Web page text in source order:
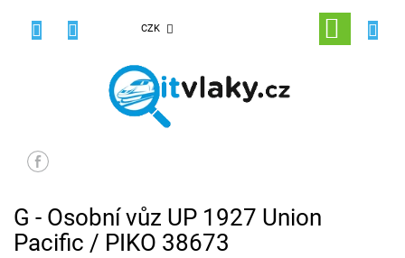
CZK
NÁKUPNÍ
KOŠÍK
G - Osobní vůz UP 1927 Union
Pacific / PIKO 38673